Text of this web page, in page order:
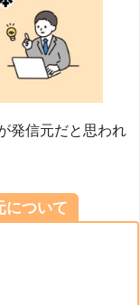
発信元だと思われ
について